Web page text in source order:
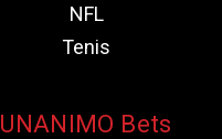
NFL
Tenis
UNANIMO Bets